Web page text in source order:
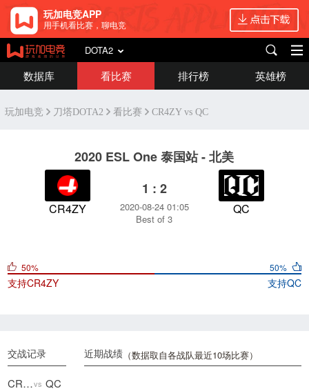
玩加电竞APP
用手机看比赛，聊电竞
DOTA2
数据库 看比赛 排行榜 英雄榜
玩加电竞 刀塔DOTA2 看比赛 CR4ZY vs QC
2020 ESL One 泰国站 - 北美
CR4ZY
1 : 2
2020-08-24 01:05
Best of 3
QC
50%
支持QC
50%
支持CR4ZY
近期战绩（数据取自各战队最近10场比赛）
交战记录
CR4ZYvs QC